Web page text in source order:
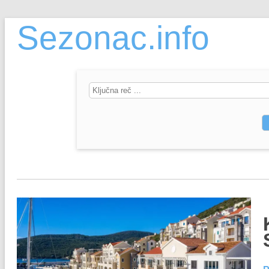
Sezonac.info